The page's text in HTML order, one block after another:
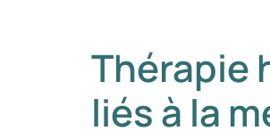
Thérapie
liés à la